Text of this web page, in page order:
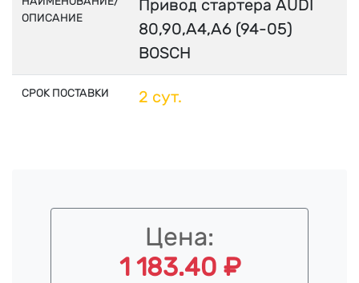
ОПИСАНИЕ
Привод стартера AUDI
80,90,A4,A6 (94-05)
BOSCH
СРОК ПОСТАВКИ 2 сут.
Цена:
1 183.40 ₽